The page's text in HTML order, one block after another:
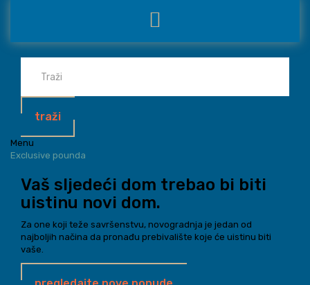
traži
Menu
Exclusive pounda
Vaš sljedeći dom trebao bi biti
uistinu novi dom.
Za one koji teže savršenstvu, novogradnja je jedan od
najboljih načina da pronađu prebivalište koje će uistinu biti
vaše.